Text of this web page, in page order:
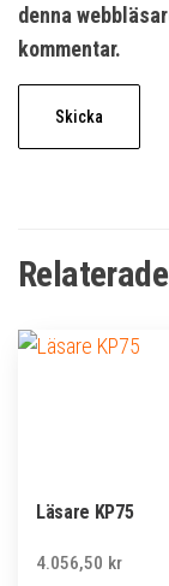
denna
kommentar.
Läsare KP75
4.056,50 kr